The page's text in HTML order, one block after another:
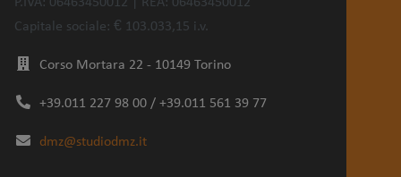
Capitale sociale: € 103.033,15 i.v.
Corso Mortara 22 - 10149 Torino
+39.011 227 98 00 / +39.011 561 39 77
dmz@studiodmz.it